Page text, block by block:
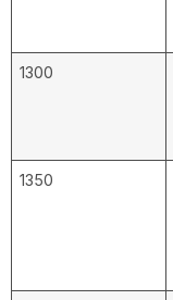
1300
1350